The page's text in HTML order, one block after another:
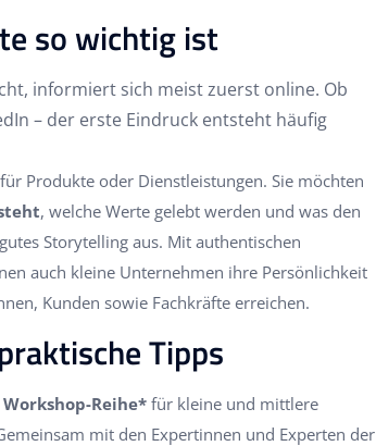
so wichtig ist
informiert sich meist zuerst online. Ob
– der erste Eindruck entsteht häufig
Produkte oder Dienstleistungen. Sie möchten
, welche Werte gelebt werden und was den
Storytelling aus. Mit authentischen
auch kleine Unternehmen ihre Persönlichkeit
Kunden sowie Fachkräfte erreichen.
Tipps
Reihe* für kleine und mittlere
mit den Expertinnen und Experten der